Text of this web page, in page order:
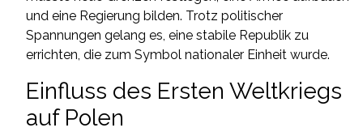
und eine Regierung bilden. Trotz politischer
Spannungen gelang es, eine stabile Republik zu
errichten, die zum Symbol nationaler Einheit wurde.
Einfluss des Ersten Weltkriegs
auf Polen